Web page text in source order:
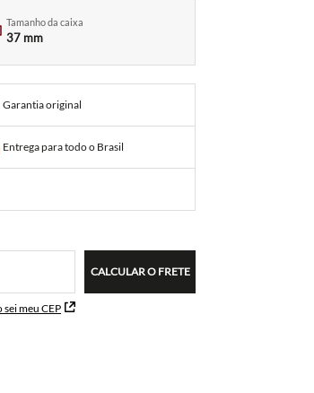
Tamanho da caixa
37 mm
Garantia original
Entrega para todo o Brasil
sei meu CEP
CALCULAR O FRETE